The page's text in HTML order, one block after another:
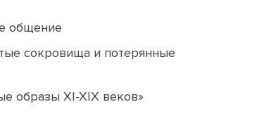
общение
сокровища и потерянные
образы XI-XIX веков»